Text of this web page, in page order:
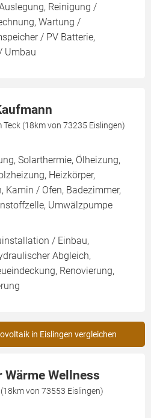
Reinigung /
Wartung /
/ PV Batterie,
Umbau
(18km von 73235 Eislingen)
Solarthermie, Ölheizung,
Heizkörper,
Kamin / Ofen, Badezimmer,
Umwälzpumpe
/ Einbau,
Abgleich,
Renovierung,
in Eislingen vergleichen
Wellness
von 73553 Eislingen)